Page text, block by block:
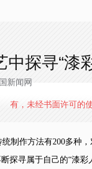
探寻“漆
新闻网
有，未经书面许可的
作方法有200多种，
探寻属于自己的“漆彩